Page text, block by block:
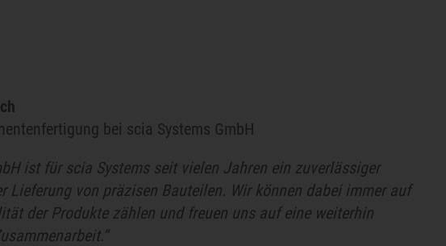
bei scia Systems GmbH
ist für scia Systems seit vielen Jahren ein zuverlässiger
Lieferung von präzisen Bauteilen. Wir können dabei immer auf
der Produkte zählen und freuen uns auf eine weiterhin